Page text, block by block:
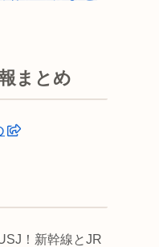
まとめ
！新幹線とJR